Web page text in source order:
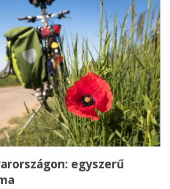
egyszerű